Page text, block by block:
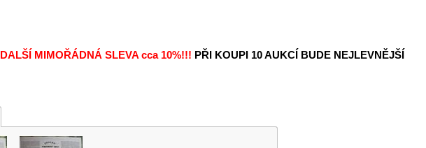
DALŠÍ MIMOŘÁDNÁ SLEVA cca 10%!!! PŘI KOUPI 10 AUKCÍ BUDE NEJLEVNĚJŠÍ